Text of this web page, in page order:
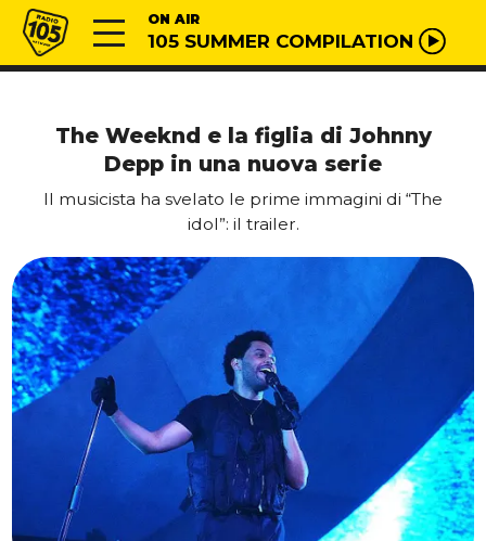
Vai al contenuto
Radio 105 ON AIR
105 SUMMER COMPILATION
The Weeknd e la figlia di Johnny
Depp in una nuova serie
Il musicista ha svelato le prime immagini di “The
idol”: il trailer.